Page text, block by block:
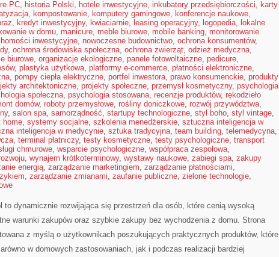
PC, historia Polski, hotele inwestycyjne, inkubatory przedsiębiorczości, karty
, kompostowanie, komputery gamingowe, konferencje naukowe,
, kredyt inwestycyjny, kwiaciarnie, leasing operacyjny, logopedia, lokalne
w domu, manicure, meble biurowe, mobile banking, monitorowanie
inwestycyjne, nowoczesne budownictwo, ochrona konsumentów,
, ochrona środowiska społeczna, ochrona zwierząt, odzież medyczna,
biurowe, organizacje ekologiczne, panele fotowoltaiczne, pedicure,
, plastyka użytkowa, platformy e-commerce, płatności elektroniczne,
, pompy ciepła elektryczne, portfel inwestora, prawo konsumenckie, produkty
architektoniczne, projekty społeczne, przemysł kosmetyczny, psychologia
społeczna, psychologia stosowana, recenzje produktów, rękodzieło
domów, roboty przemysłowe, rośliny doniczkowe, rozwój przywództwa,
, salon spa, samorządność, startupy technologiczne, styl boho, styl vintage,
home, systemy socjalne, szkolenia menedżerskie, sztuczna inteligencja w
inteligencja w medycynie, sztuka tradycyjna, team building, telemedycyna,
, terminal płatniczy, testy kosmetyczne, testy psychologiczne, transport
chmurowe, wsparcie psychologiczne, współpraca zespołowa,
, wynajem krótkoterminowy, wystawy naukowe, zabiegi spa, zakupy
energią, zarządzanie marketingiem, zarządzanie płatnościami,
, zarządzanie zmianami, zaufanie publiczne, zielone technologie,
to dynamicznie rozwijająca się przestrzeń dla osób, które cenią wysoką
warunki zakupów oraz szybkie zakupy bez wychodzenia z domu. Strona
z myślą o użytkownikach poszukujących praktycznych produktów, które
w domowych zastosowaniach, jak i podczas realizacji bardziej